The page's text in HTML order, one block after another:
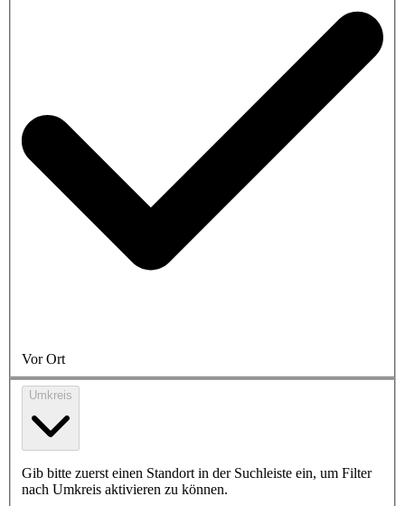
Vor Ort
Umkreis
Gib bitte zuerst einen Standort in der Suchleiste ein, um Filter
nach Umkreis aktivieren zu können.